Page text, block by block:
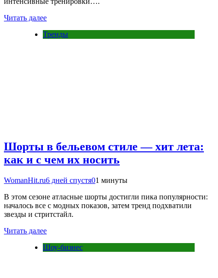
Читать далее
Тренды
Шорты в бельевом стиле — хит лета:
как и с чем их носить
WomanHit.ru6 дней спустя01 минуты
В этом сезоне атласные шорты достигли пика популярности:
началось все с модных показов, затем тренд подхватили
звезды и стритстайл.
Читать далее
Шоу-бизнес